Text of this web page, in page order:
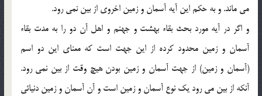
مي ماند. و به حكم اين آيه آسمان و زمين اخروي از بين نمي رود.
و اگر در آيه مورد بحث بقاء بهشت و جهنم و اهل آن دو را به مدت بقاء
آسمان و زمين محدود كرده از اين جهت است كه معناي اين دو اسم
(آسمان و زمين) از جهت آسمان و زمين بودن هيچ وقت از بين نمي رود.
آنكه از بين مي رود يك نوع آسمان و زمين است و آن آسمان و زمين دنيائي